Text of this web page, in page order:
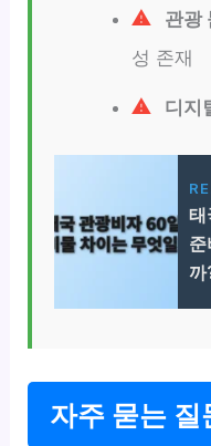
관광
성 존재
디지
태
까
자주 묻는 질